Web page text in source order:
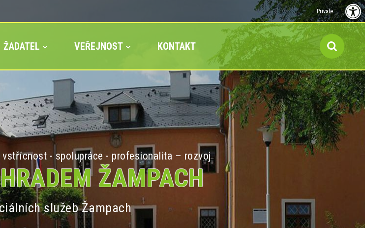
Private
ŽADATEL VEŘEJNOST KONTAKT
vstřícnost - spolupráce - profesionalita – rozvoj
ŽAMPACH
služeb Žampach